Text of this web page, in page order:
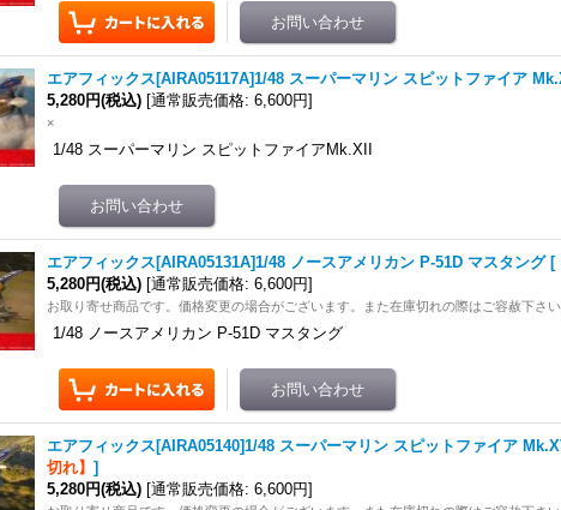
エアフィックス[AIRA05117A]1/48 スーパーマリン スピットファイア
5,280円(税込) [通常販売価格: 6,600円]
×
1/48 スーパーマリン スピットファイアMk.XII
エアフィックス[AIRA05131A]1/48 ノースアメリカン P-51D マスタング [
5,280円(税込) [通常販売価格: 6,600円]
お取り寄せ商品です。価格変更の場合がございます。また在庫切れの際はご容赦下さい
1/48 ノースアメリカン P-51D マスタング
エアフィックス[AIRA05140]1/48 スーパーマリン スピットファイア
切れ】]
5,280円(税込) [通常販売価格: 6,600円]